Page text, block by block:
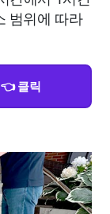
범위에 따라
클릭